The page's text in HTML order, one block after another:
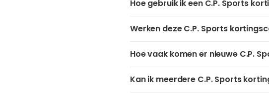
Hoe gebruik ik een C.P. Sports
Werken deze C.P. Sports
Hoe vaak komen er nieuwe C.P.
Kan ik meerdere C.P. Sports